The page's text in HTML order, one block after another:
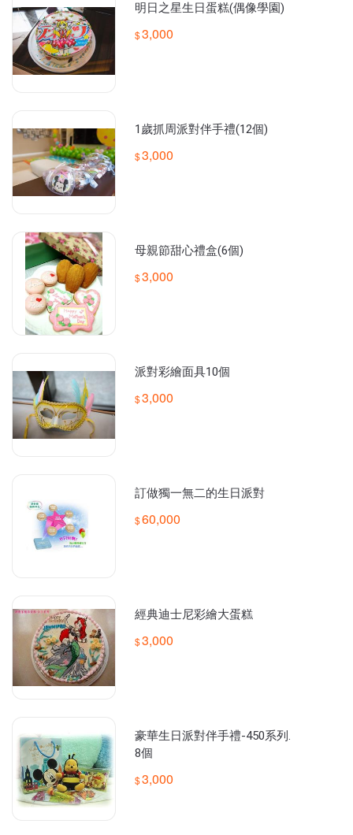
明日之星生日蛋糕(偶像學園)
3,000
1歲抓周派對伴手禮(12個)
3,000
母親節甜心禮盒(6個)
3,000
派對彩繪面具10個
3,000
訂做獨一無二的生日派對
60,000
經典迪士尼彩繪大蛋糕
3,000
豪華生日派對伴手禮-450系列.
8個
3,000